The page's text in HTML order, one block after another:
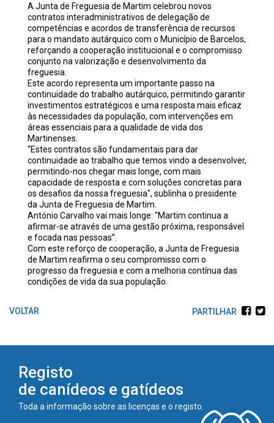
A Junta de Freguesia de Martim celebrou novos
contratos interadministrativos de delegação de
competências e acordos de transferência de recursos
para o mandato autárquico com o Município de Barcelos,
reforçando a cooperação institucional e o compromisso
conjunto na valorização e desenvolvimento da
freguesia.
Este acordo representa um importante passo na
continuidade do trabalho autárquico, permitindo garantir
investimentos estratégicos e uma resposta mais eficaz
às necessidades da população, com intervenções em
áreas essenciais para a qualidade de vida dos
Martinenses.
“Estes contratos são fundamentais para dar
continuidade ao trabalho que temos vindo a desenvolver,
permitindo-nos chegar mais longe, com mais
capacidade de resposta e com soluções concretas para
os desafios da nossa freguesia", sublinha o presidente
da Junta de Freguesia de Martim.
António Carvalho vai mais longe: "Martim continua a
afirmar-se através de uma gestão próxima, responsável
e focada nas pessoas”.
Com este reforço de cooperação, a Junta de Freguesia
de Martim reafirma o seu compromisso com o
progresso da freguesia e com a melhoria contínua das
condições de vida da sua população.
PARTILHAR
Registo
de canídeos e gatídeos
Toda a informação sobre as licenças e o registo.